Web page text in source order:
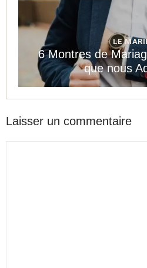
LE
6 Montres de
que nous
Laisser un commentaire